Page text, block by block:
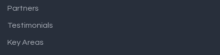
Partners
Testimonials
Key Areas